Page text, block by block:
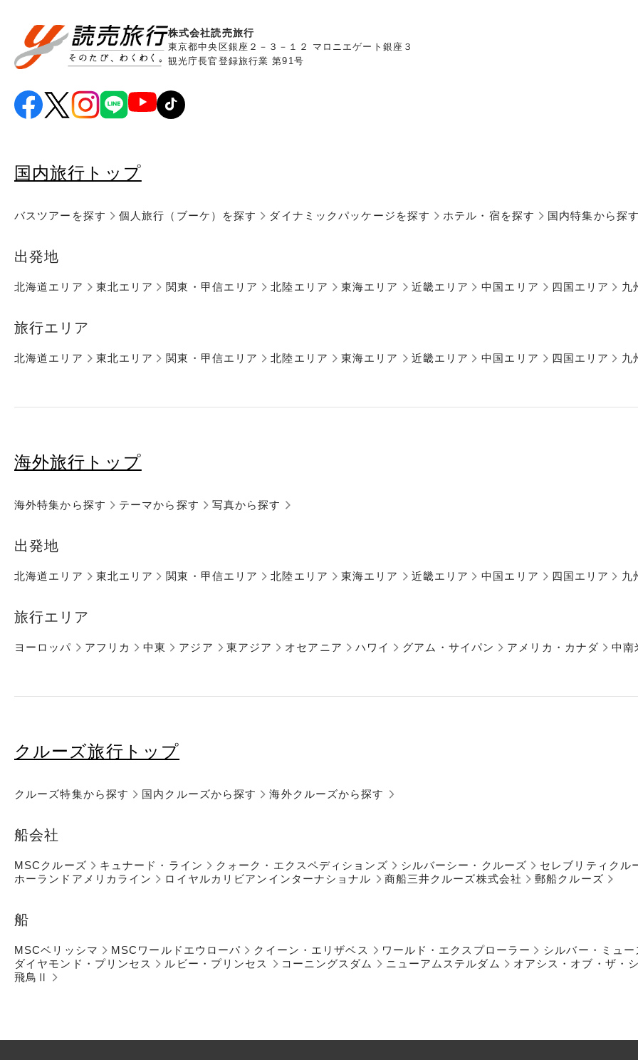
株式会社読売旅行
東京都中央区銀座２－３－１２ マロニエゲート銀座３
観光庁長官登録旅行業 第91号
国内旅行トップ
バスツアーを探す 個人旅行（ブーケ）を探す ダイナミックパッケージを探す ホテル・宿を探す 国内特集から探
出発地
北海道エリア 東北エリア 関東・甲信エリア 北陸エリア 東海エリア 近畿エリア 中国エリア 四国エリア 九
旅行エリア
北海道エリア 東北エリア 関東・甲信エリア 北陸エリア 東海エリア 近畿エリア 中国エリア 四国エリア 九
海外旅行トップ
海外特集から探す テーマから探す 写真から探す
出発地
北海道エリア 東北エリア 関東・甲信エリア 北陸エリア 東海エリア 近畿エリア 中国エリア 四国エリア 九
旅行エリア
ヨーロッパ アフリカ 中東 アジア 東アジア オセアニア ハワイ グアム・サイパン アメリカ・カナダ 中南
クルーズ旅行トップ
クルーズ特集から探す 国内クルーズから探す 海外クルーズから探す
船会社
MSCクルーズ キュナード・ライン クォーク・エクスペディションズ シルバーシー・クルーズ
セレブリティクル
ホーランドアメリカライン
ロイヤルカリビアンインターナショナル 商船三井クルーズ株式会社 郵船クルーズ
船
MSCベリッシマ MSCワールドエウローパ クイーン・エリザベス ワールド・エクスプローラー
シルバー・ミュー
ダイヤモンド・プリンセス
ルビー・プリンセス コーニングスダム ニューアムステルダム
オアシス・オブ・ザ・
飛鳥Ⅱ